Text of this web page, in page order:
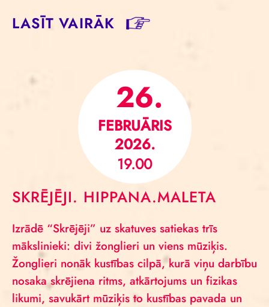
LASĪT VAIRĀK
26.
FEBRUĀRIS
2026.
19.00
SKRĒJĒJI. HIPPANA.MALETA
Izrādē “Skrējēji” uz skatuves satiekas trīs
mākslinieki: divi žonglieri un viens mūziķis.
Žonglieri nonāk kustības cilpā, kurā viņu darbību
nosaka skrējiena ritms, atkārtojums un fizikas
likumi, savukārt mūziķis to kustības pavada un